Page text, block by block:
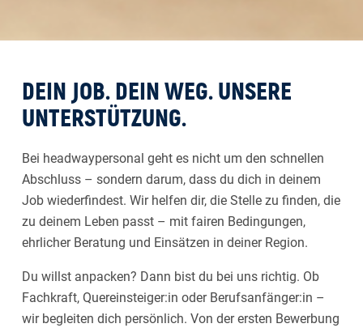
DEIN JOB. DEIN WEG. UNSERE
UNTERSTÜTZUNG.
Bei headwaypersonal geht es nicht um den schnellen
Abschluss – sondern darum, dass du dich in deinem
Job wiederfindest. Wir helfen dir, die Stelle zu finden, die
zu deinem Leben passt – mit fairen Bedingungen,
ehrlicher Beratung und Einsätzen in deiner Region.
Du willst anpacken? Dann bist du bei uns richtig. Ob
Fachkraft, Quereinsteiger:in oder Berufsanfänger:in –
wir begleiten dich persönlich. Von der ersten Bewerbung